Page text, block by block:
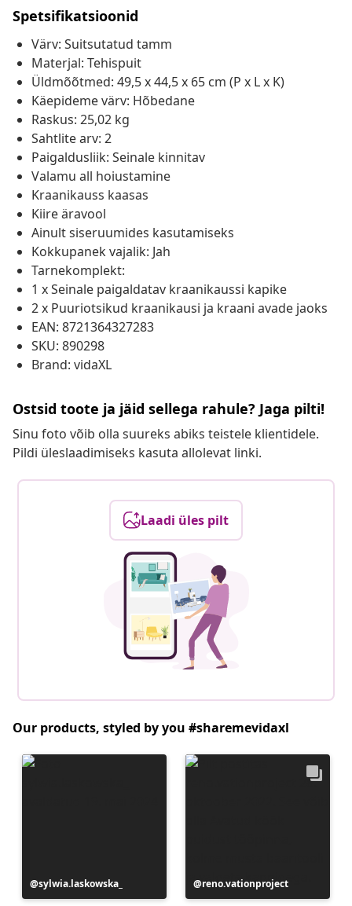
Spetsifikatsioonid
Värv: Suitsutatud tamm
Materjal: Tehispuit
Üldmõõtmed: 49,5 x 44,5 x 65 cm (P x L x K)
Käepideme värv: Hõbedane
Raskus: 25,02 kg
Sahtlite arv: 2
Paigaldusliik: Seinale kinnitav
Valamu all hoiustamine
Kraanikauss kaasas
Kiire äravool
Ainult siseruumides kasutamiseks
Kokkupanek vajalik: Jah
Tarnekomplekt:
1 x Seinale paigaldatav kraanikaussi kapike
2 x Puuriotsikud kraanikausi ja kraani avade jaoks
EAN: 8721364327283
SKU: 890298
Brand: vidaXL
Ostsid toote ja jäid sellega rahule? Jaga pilti!
Sinu foto võib olla suureks abiks teistele klientidele.
Pildi üleslaadimiseks kasuta allolevat linki.
Laadi üles pilt
Our products, styled by you #sharemevidaxl
Postitus
avaldatud
sylwia.laskowska_
Postitus
avaldatud
reno.vationproject